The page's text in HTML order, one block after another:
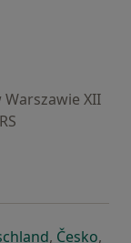
XII
nowej karcie
się w nowej
otwiera się
, Česko,